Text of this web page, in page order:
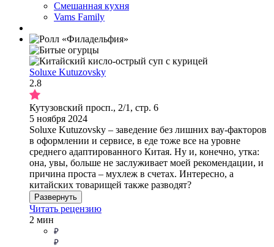
Смешанная кухня
Vams Family
Soluxe Kutuzovsky
2.8
Кутузовский просп., 2/1, стр. 6
5 ноября 2024
Soluxe Kutuzovsky – заведение без лишних вау-факторов
в оформлении и сервисе, в еде тоже все на уровне
среднего адаптированного Китая. Ну и, конечно, утка:
она, увы, больше не заслуживает моей рекомендации, и
причина проста – мухлеж в счетах. Интересно, а
китайских товарищей также разводят?
Развернуть
Читать рецензию
2 мин